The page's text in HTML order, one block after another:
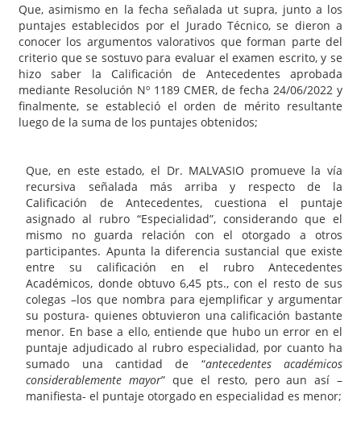
Que, asimismo en la fecha señalada ut supra, junto a los
puntajes establecidos por el Jurado Técnico, se dieron a
conocer los argumentos valorativos que forman parte del
criterio que se sostuvo para evaluar el examen escrito, y se
hizo saber la Calificación de Antecedentes aprobada
mediante Resolución Nº 1189 CMER, de fecha 24/06/2022 y
finalmente, se estableció el orden de mérito resultante
luego de la suma de los puntajes obtenidos;
Que, en este estado, el Dr. MALVASIO promueve la vía
recursiva señalada más arriba y respecto de la
Calificación de Antecedentes, cuestiona el puntaje
asignado al rubro “Especialidad”, considerando que el
mismo no guarda relación con el otorgado a otros
participantes. Apunta la diferencia sustancial que existe
entre su calificación en el rubro Antecedentes
Académicos, donde obtuvo 6,45 pts., con el resto de sus
colegas –los que nombra para ejemplificar y argumentar
su postura- quienes obtuvieron una calificación bastante
menor. En base a ello, entiende que hubo un error en el
puntaje adjudicado al rubro especialidad, por cuanto ha
sumado una cantidad de “antecedentes académicos
considerablemente mayor” que el resto, pero aun así –
manifiesta- el puntaje otorgado en especialidad es menor;